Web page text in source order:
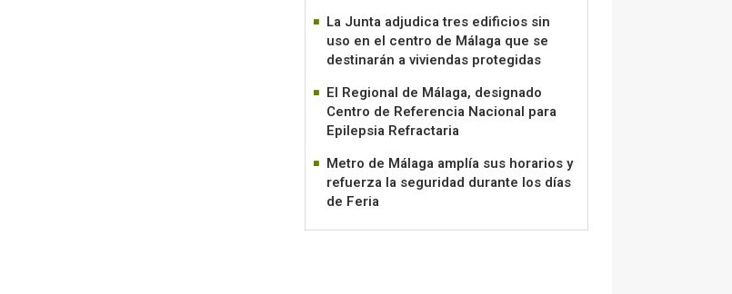
La Junta adjudica tres edificios sin
uso en el centro de Málaga que se
destinarán a viviendas protegidas
El Regional de Málaga, designado
Centro de Referencia Nacional para
Epilepsia Refractaria
Metro de Málaga amplía sus horarios y
refuerza la seguridad durante los días
de Feria